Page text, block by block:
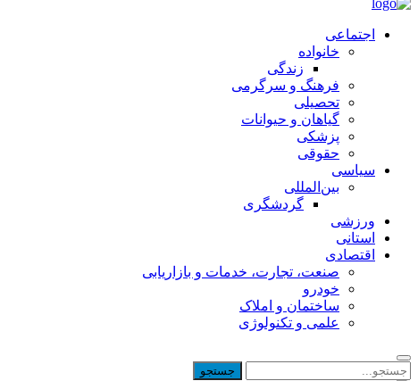
اجتماعی
خانواده
زندگی
فرهنگ و سرگرمی
تحصیلی
گیاهان و حیوانات
پزشکی
حقوقی
سیاسی
بین‌المللی
گردشگری
ورزشی
استانی
اقتصادی
صنعت، تجارت، خدمات و بازاریابی
خودرو
ساختمان و املاک
علمی و تکنولوژی